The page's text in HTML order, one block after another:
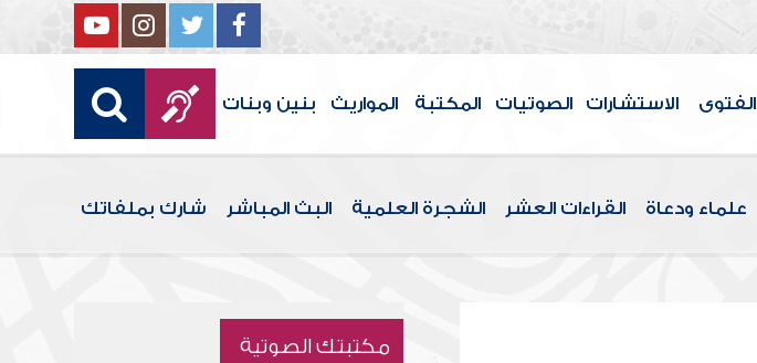
الفتوى الاستشارات الصوتيات المكتبة المواريث بنين وبنات
علماء ودعاة القراءات العشر الشجرة العلمية البث المباشر شارك بملفاتك
مكتبتك الصوتية